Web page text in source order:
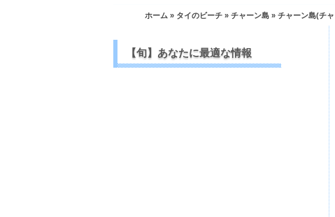
ホーム » タイのビーチ » チャーン島 » チャーン島(チ
【旬】あなたに最適な情報